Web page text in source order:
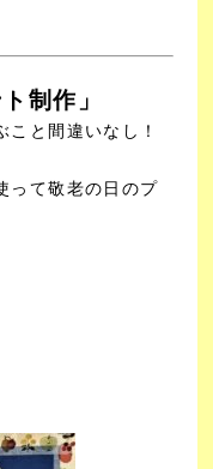
制作」
と間違いなし！
って敬老の日のプ